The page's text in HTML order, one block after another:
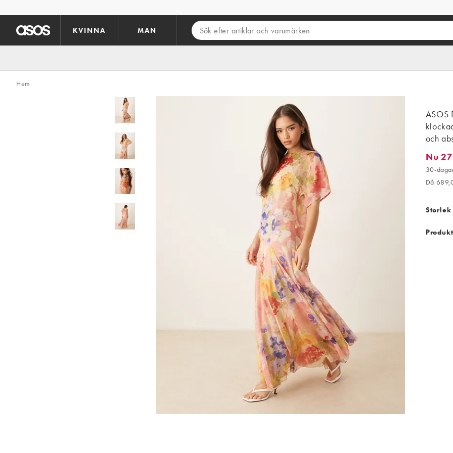
KVINNA MAN
Hem
ASOS
och
Nu
Nu
30-
Då
Storlek